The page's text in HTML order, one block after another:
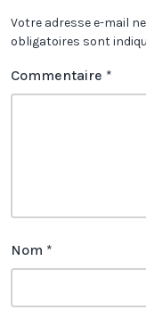
Votre adresse e-mail
obligatoires sont
Commentaire *
Nom *